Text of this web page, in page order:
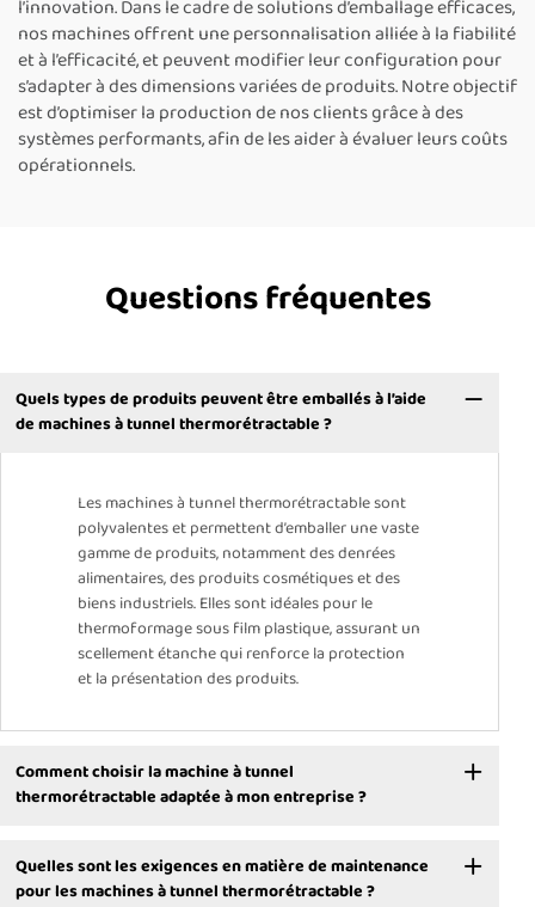
l’innovation. Dans le cadre de solutions d’emballage efficaces,
nos machines offrent une personnalisation alliée à la fiabilité
et à l’efficacité, et peuvent modifier leur configuration pour
s’adapter à des dimensions variées de produits. Notre objectif
est d’optimiser la production de nos clients grâce à des
systèmes performants, afin de les aider à évaluer leurs coûts
opérationnels.
Questions fréquentes
Quels types de produits peuvent être emballés à l’aide
de machines à tunnel thermorétractable ?
Les machines à tunnel thermorétractable sont
polyvalentes et permettent d’emballer une vaste
gamme de produits, notamment des denrées
alimentaires, des produits cosmétiques et des
biens industriels. Elles sont idéales pour le
thermoformage sous film plastique, assurant un
scellement étanche qui renforce la protection
et la présentation des produits.
Comment choisir la machine à tunnel
thermorétractable adaptée à mon entreprise ?
Quelles sont les exigences en matière de maintenance
pour les machines à tunnel thermorétractable ?